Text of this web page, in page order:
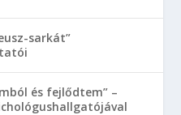
sarkát”
és fejlődtem” –